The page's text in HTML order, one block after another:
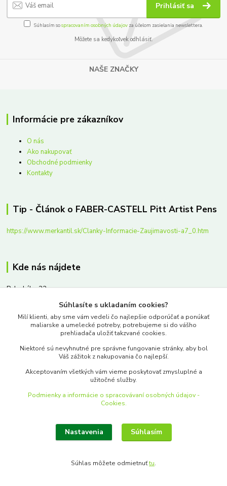
Prihlásiť sa
Súhlasím sospracovaním osobných údajov za účelom zasielania newslettera.
Môžete sa kedykoľvek odhlásiť.
NAŠE ZNAČKY
Informácie pre zákazníkov
O nás
Ako nakupovať
Obchodné podmienky
Kontakty
Tip - Článok o FABER-CASTELL Pitt Artist Pens
https://www.merkantil.sk/Clanky-Informacie-Zaujimavosti-a7_0.htm
Kde nás nájdete
Palackého 22
Bratislava, 811 02
Kontakty
www.merkantil.sk
Pondelok-Piatok: 9.00-17.00hod.
Súhlasíte s ukladaním cookies?
Milí klienti, aby sme vám vedeli čo najlepšie odporúčať a ponúkať
maliarske a umelecké potreby, potrebujeme si do vášho
prehliadača uložiť takzvané cookies.
Niektoré sú nevyhnutné pre správne fungovanie stránky, aby bol
Váš zážitok z nakupovania čo najlepší.
Akceptovaním všetkých vám vieme poskytovať zmysluplné a
užitočné služby.
Podmienky a informácie o spracovávaní osobných údajov -
Cookies.
Nastavenia Súhlasím
Súhlas môžete odmietnuťtu.